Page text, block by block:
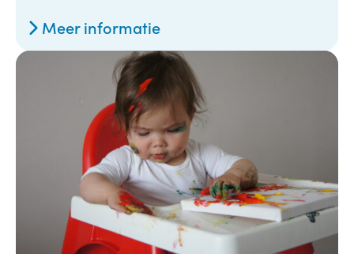
Meer informatie